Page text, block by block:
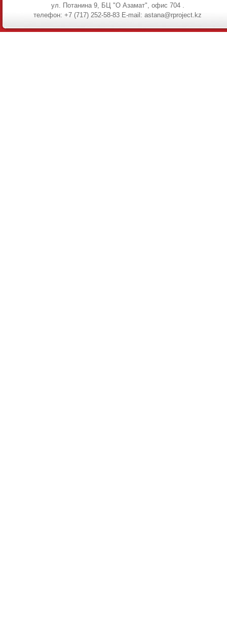
ул. Потанина 9, БЦ "О Азамат", офис 704 .
телефон: +7 (717) 252-58-83 E-mail: astana@rproject.kz